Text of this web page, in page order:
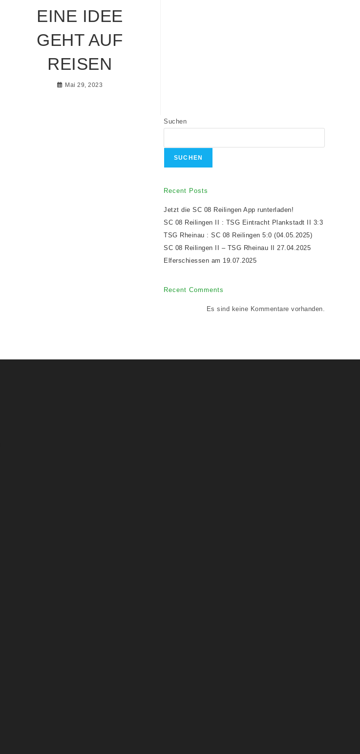
EINE IDEE
GEHT AUF
REISEN
Mai 29, 2023
Suchen
SUCHEN
Recent Posts
Jetzt die SC 08 Reilingen App runterladen!
SC 08 Reilingen II : TSG Eintracht Plankstadt II 3:3
TSG Rheinau : SC 08 Reilingen 5:0 (04.05.2025)
SC 08 Reilingen II – TSG Rheinau II 27.04.2025
Elferschiessen am 19.07.2025
Recent Comments
Es sind keine Kommentare vorhanden.